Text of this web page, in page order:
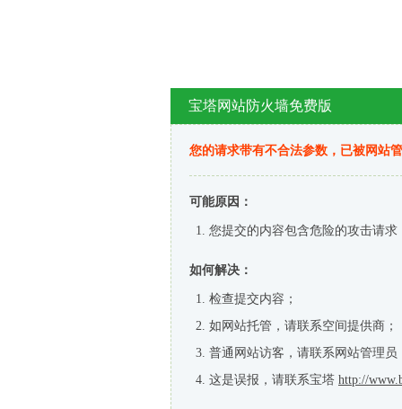
宝塔网站防火墙免费版
您的请求带有不合法参数，已被网站
可能原因：
您提交的内容包含危险的攻击请求
如何解决：
检查提交内容；
如网站托管，请联系空间提供商；
普通网站访客，请联系网站管理员
这是误报，请联系宝塔 http://